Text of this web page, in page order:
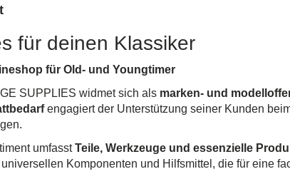
für deinen Klassiker
für Old- und Youngtimer
SUPPLIES widmet sich als marken- und
engagiert der Unterstützung seiner Kunden
umfasstTeile, Werkzeuge und essenzielle
Komponenten und Hilfsmittel, die für eine